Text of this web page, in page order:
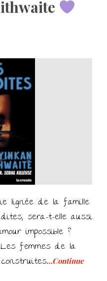
lignée de la famille
sera-t-elle aussi
impossible ?
femmes de la
…Continue